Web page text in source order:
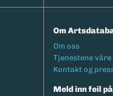
Om
Footermeny
Om oss
Tjenestene våre
Kontakt og
Meld inn feil